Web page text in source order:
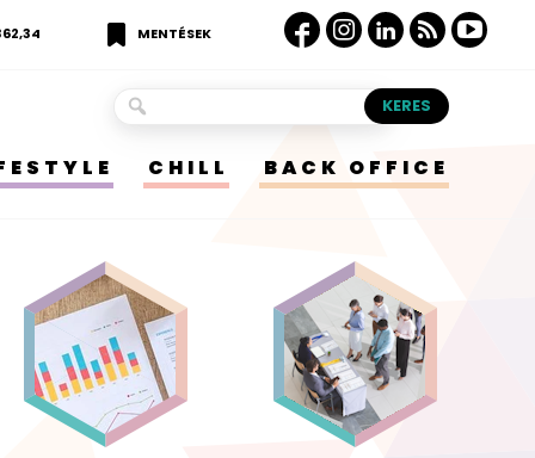
MENTÉSEK
CHILL BACK OFFICE